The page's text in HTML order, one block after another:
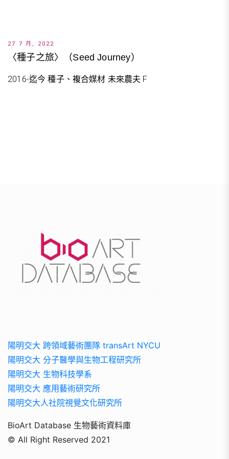
27 7 月, 2022
〈種子之旅〉（Seed Journey）
2016-迄今 種子、複合媒材 未來農夫 F
陽明交大 跨領域藝術團隊 transArt NYCU
陽明交大 分子醫學與生物工程研究所
陽明交大 生物科技學系
陽明交大 應用藝術研究所
陽明交大人社院視覺文化研究所
BioArt Database 生物藝術資料庫
© All Right Reserved 2021